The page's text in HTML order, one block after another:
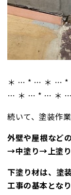
＊ … * … ＊ …
… ＊ … * … ＊
続いて、塗装作業
外壁や屋根など
→中塗り→上塗り
下塗り材は、塗
工事の基本とな